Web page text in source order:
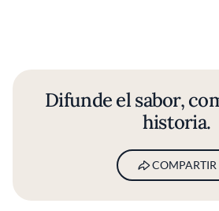
Difunde el sabor,
historia.
COMPARTIR